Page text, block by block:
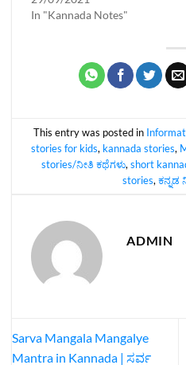
In "Kannada Notes"
This entry was posted in
stories for kids, kannada stories,
stories/ನೀತಿ ಕಥೆಗಳು, short
stories, ಕನ್ನಡ
ADMIN
Sarva Mangala Mangalye
Mantra in Kannada | ಸರ್ವ